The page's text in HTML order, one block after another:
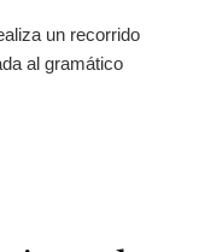
un recorrido
al gramático